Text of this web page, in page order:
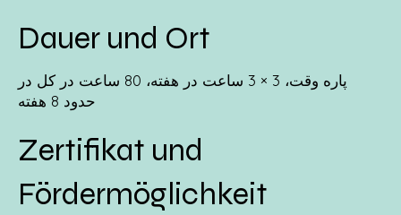
Dauer und Ort
پاره وقت، 3 × 3 ساعت در هفته، 80 ساعت در کل در
حدود 8 هفته
Zertifikat und
Fördermöglichkeit